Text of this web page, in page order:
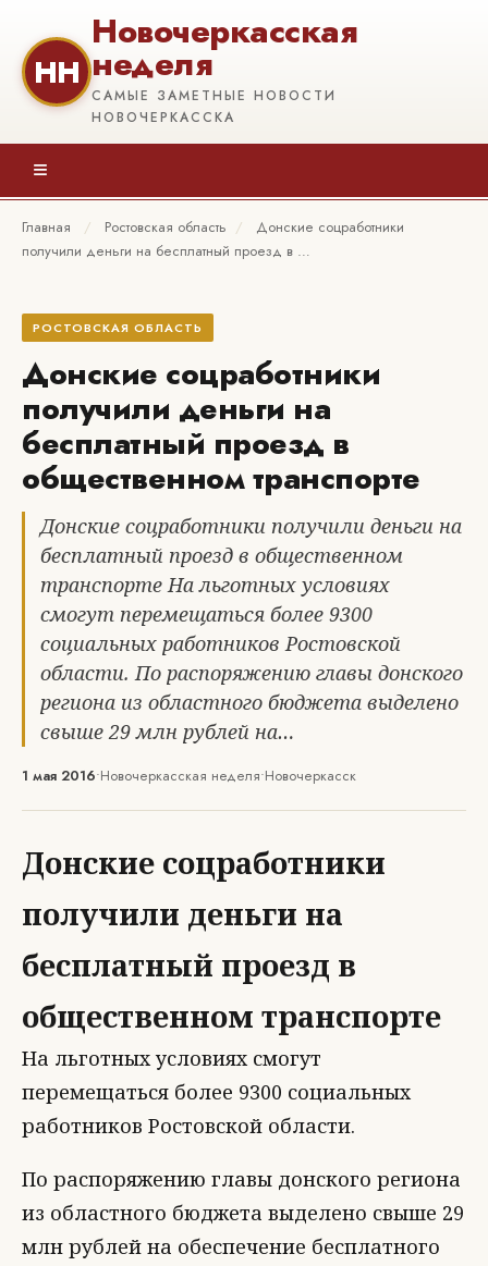
НН
Новочеркасская
неделя
САМЫЕ ЗАМЕТНЫЕ НОВОСТИ
НОВОЧЕРКАССКА
≡
Главная / Ростовская область /
Донские соцработники
получили деньги на бесплатный проезд в …
РОСТОВСКАЯ ОБЛАСТЬ
Донские соцработники
получили деньги на
бесплатный проезд в
общественном транспорте
Донские соцработники получили деньги на
бесплатный проезд в общественном
транспорте На льготных условиях
смогут перемещаться более 9300
социальных работников Ростовской
области. По распоряжению главы донского
региона из областного бюджета выделено
свыше 29 млн рублей на…
1 мая 2016•Новочеркасская неделя•Новочеркасск
Донские соцработники
получили деньги на
бесплатный проезд в
общественном транспорте
На льготных условиях смогут
перемещаться более 9300 социальных
работников Ростовской области.
По распоряжению главы донского региона
из областного бюджета выделено свыше 29
млн рублей на обеспечение бесплатного